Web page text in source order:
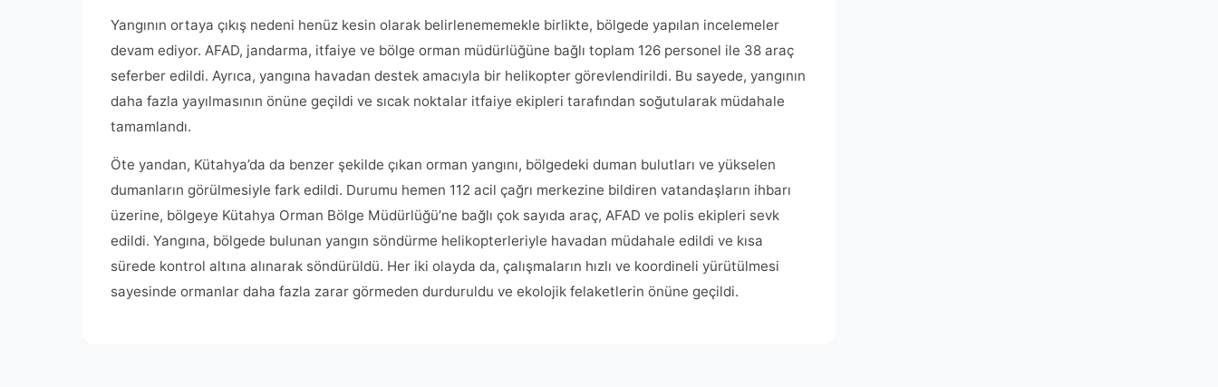
Yangının ortaya çıkış nedeni henüz kesin olarak belirlenememekle birlikte, bölgede yapılan incelemeler
devam ediyor. AFAD, jandarma, itfaiye ve bölge orman müdürlüğüne bağlı toplam 126 personel ile 38 araç
seferber edildi. Ayrıca, yangına havadan destek amacıyla bir helikopter görevlendirildi. Bu sayede, yangının
daha fazla yayılmasının önüne geçildi ve sıcak noktalar itfaiye ekipleri tarafından soğutularak müdahale
tamamlandı.
Öte yandan, Kütahya’da da benzer şekilde çıkan orman yangını, bölgedeki duman bulutları ve yükselen
dumanların görülmesiyle fark edildi. Durumu hemen 112 acil çağrı merkezine bildiren vatandaşların ihbarı
üzerine, bölgeye Kütahya Orman Bölge Müdürlüğü’ne bağlı çok sayıda araç, AFAD ve polis ekipleri sevk
edildi. Yangına, bölgede bulunan yangın söndürme helikopterleriyle havadan müdahale edildi ve kısa
sürede kontrol altına alınarak söndürüldü. Her iki olayda da, çalışmaların hızlı ve koordineli yürütülmesi
sayesinde ormanlar daha fazla zarar görmeden durduruldu ve ekolojik felaketlerin önüne geçildi.